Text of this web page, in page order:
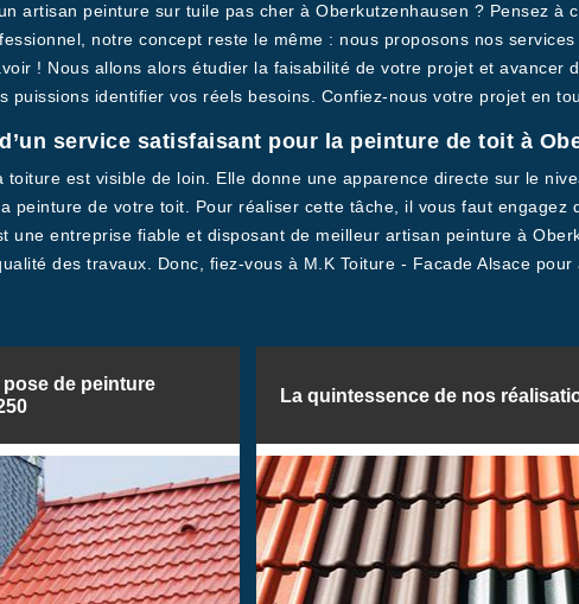
artisan peinture sur tuile pas cher à Oberkutzenhausen ? Pensez à
notre concept reste le même : nous proposons nos
! Nous allons alors étudier la faisabilité de votre projet et
puissions identifier vos réels besoins. Confiez-nous votre projet en
service satisfaisant pour la peinture de toit à
toiture est visible de loin. Elle donne une apparence directe sur le
peinture de votre toit. Pour réaliser cette tâche, il vous faut
une entreprise fiable et disposant de meilleur artisan peinture à
des travaux. Donc, fiez-vous à M.K Toiture - Facade Alsace pour
pose de peinture
La quintessence de nos